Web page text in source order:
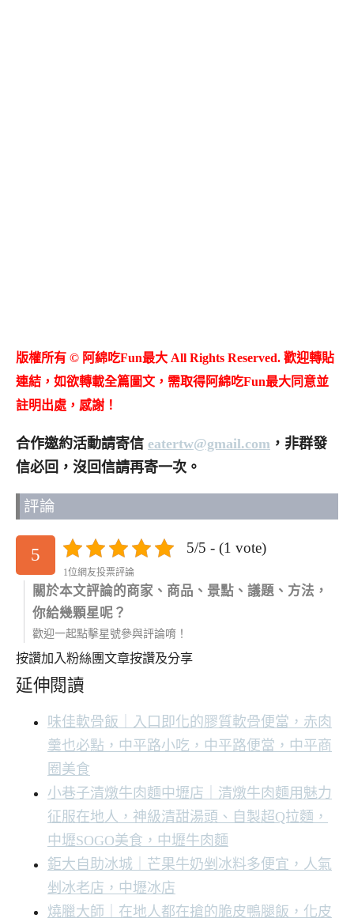
版權所有 © 阿綿吃Fun最大 All Rights Reserved. 歡迎轉貼
連結，如欲轉載全篇圖文，需取得阿綿吃Fun最大同意並
註明出處，感謝！
合作邀約活動請寄信 eatertw@gmail.com ，非群發
信必回，沒回信請再寄一次。
評論
5 5/5 - (1 vote)
1位網友投票評論
關於本文評論的商家、商品、景點、議題、方法，
你給幾顆星呢？
歡迎一起點擊星號參與評論唷！
按讚加入粉絲團文章按讚及分享
延伸閱讀
味佳軟骨飯｜入口即化的膠質軟骨便當，赤肉
羹也必點，中平路小吃，中平路便當，中平商
圈美食
小巷子清燉牛肉麵中壢店｜清燉牛肉麵用魅力
征服在地人，神級清甜湯頭、自製超Q拉麵，
中壢SOGO美食，中壢牛肉麵
鉅大自助冰城｜芒果牛奶剉冰料多便宜，人氣
剉冰老店，中壢冰店
燒臘大師｜在地人都在搶的脆皮鴨腿飯，化皮